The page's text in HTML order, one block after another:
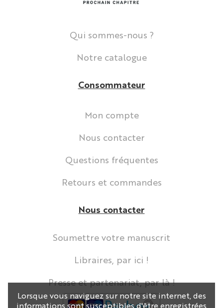
Lorsque vous naviguez sur notre site internet, des
informations sont susceptibles d'être enregistrées
Qui sommes-nous ?
Notre catalogue
Consommateur
Mon compte
Nous contacter
Questions fréquentes
Retours et commandes
Nous contacter
Soumettre votre manuscrit
Libraires, par ici !
Presse et partenariat, par là !